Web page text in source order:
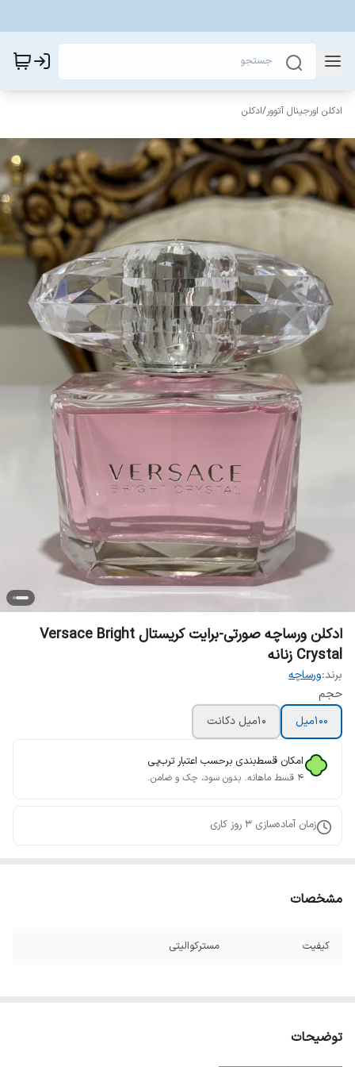
ادکلن اورجینال آتوور/ادکلن
ادکلن ورساچه صورتی-برایت کریستال Versace Bright
Crystal زنانه
برند:ورساچه
حجم
100میل
10میل دکانت
امکان قسط‌بندی برحسب اعتبار ترب‌پی
۴ قسط ماهانه. بدون سود، چک و ضامن.
زمان آماده‌سازی 3 روز کاری
مشخصات
کیفیت مسترکوالیتی
توضیحات